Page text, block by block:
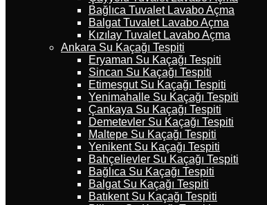
Bağlıca Tuvalet Lavabo Açma
Balgat Tuvalet Lavabo Açma
Kızılay Tuvalet Lavabo Açma
Ankara Su Kaçağı Tespiti
Eryaman Su Kaçağı Tespiti
Sincan Su Kaçağı Tespiti
Etimesgut Su Kaçağı Tespiti
Yenimahalle Su Kaçağı Tespiti
Çankaya Su Kaçağı Tespiti
Demetevler Su Kaçağı Tespiti
Maltepe Su Kaçağı Tespiti
Yenikent Su Kaçağı Tespiti
Bahçelievler Su Kaçağı Tespiti
Bağlıca Su Kaçağı Tespiti
Balgat Su Kaçağı Tespiti
Batıkent Su Kaçağı Tespiti